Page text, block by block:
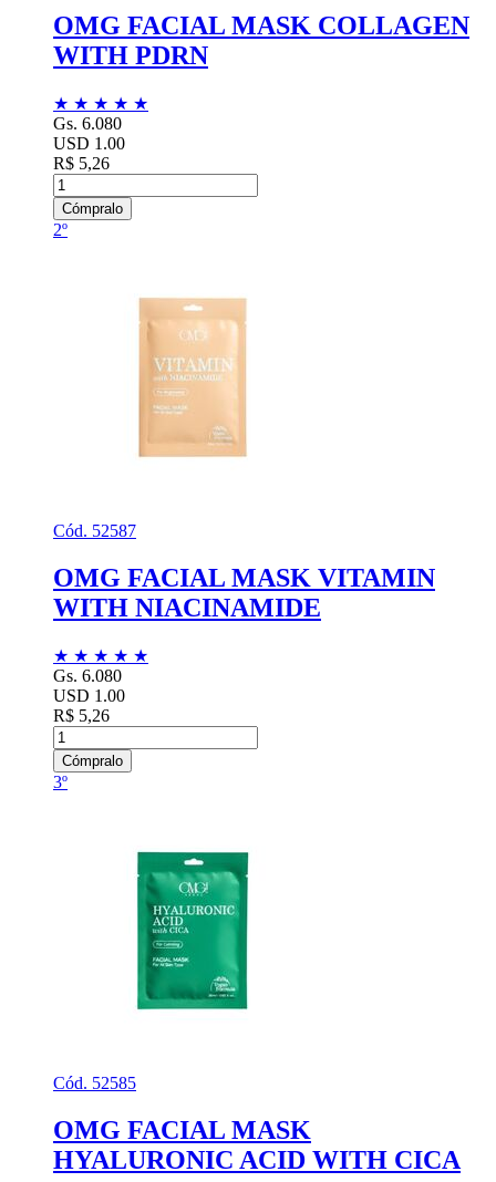
OMG FACIAL MASK COLLAGEN
WITH PDRN
★ ★ ★ ★ ★
Gs. 6.080
USD 1.00
R$ 5,26
Cómpralo
2º
Cód. 52587
OMG FACIAL MASK VITAMIN
WITH NIACINAMIDE
★ ★ ★ ★ ★
Gs. 6.080
USD 1.00
R$ 5,26
Cómpralo
3º
Cód. 52585
OMG FACIAL MASK
HYALURONIC ACID WITH CICA